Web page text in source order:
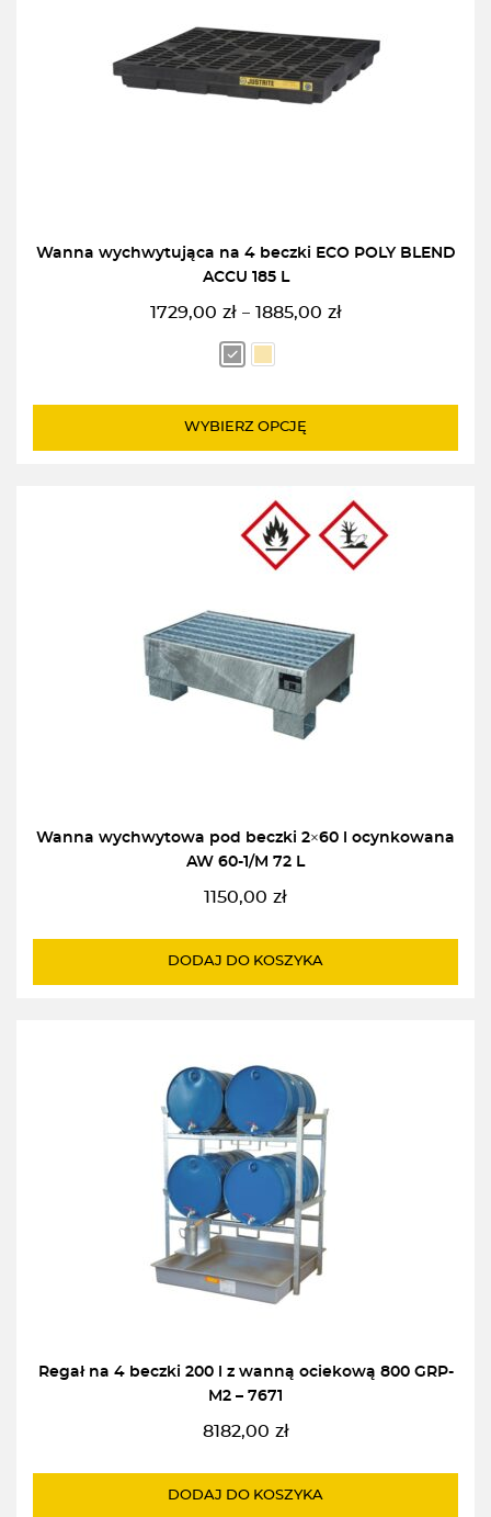
Wanna wychwytująca na 4 beczki ECO POLY BLEND
ACCU 185 L
1729,00 zł – 1885,00 zł
Zakres
cen:
od
do
WYBIERZ OPCJĘ
Wanna wychwytowa pod beczki 2×60 l ocynkowana
AW 60-1/M 72 L
1150,00 zł
DODAJ DO KOSZYKA
Regał na 4 beczki 200 l z wanną ociekową 800 GRP-
M2 – 7671
8182,00 zł
DODAJ DO KOSZYKA